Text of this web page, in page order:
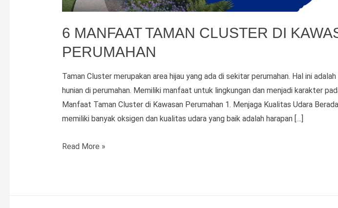
6 MANFAAT TAMAN CLUSTER DI
PERUMAHAN
Taman Cluster merupakan area hijau yang ada di sekitar perumahan. Hal ini
hunian di perumahan. Memiliki manfaat untuk lingkungan dan menjadi karakter
Manfaat Taman Cluster di Kawasan Perumahan 1. Menjaga Kualitas Udara
memiliki banyak oksigen dan kualitas udara yang baik adalah harapan […]
6Read More »